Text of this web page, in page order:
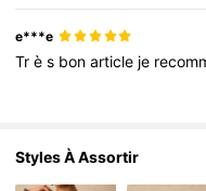
e***e
Très bonarticle je
Styles À Assortir